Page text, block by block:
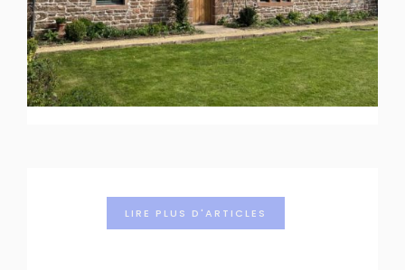
LIRE PLUS D'ARTICLES